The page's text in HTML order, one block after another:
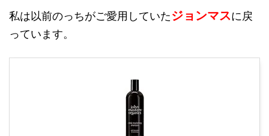
私は以前のっちがご愛用していたジョンマスに戻
っています。